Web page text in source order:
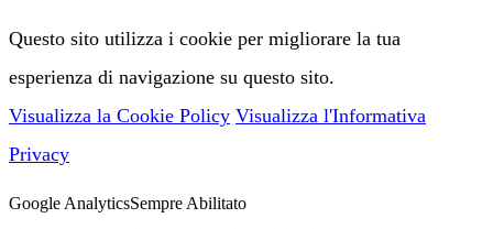
Questo sito utilizza i cookie per migliorare la tua
esperienza di navigazione su questo sito.
Visualizza la Cookie Policy Visualizza l'Informativa
Privacy
Google AnalyticsSempre Abilitato